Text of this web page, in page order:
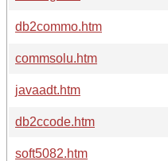
db2commo.htm
commsolu.htm
javaadt.htm
db2ccode.htm
soft5082.htm